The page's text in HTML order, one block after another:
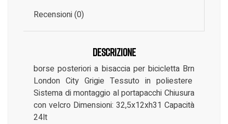
Recensioni (0)
Descrizione
borse posteriori a bisaccia per bicicletta Brn
London City Grigie Tessuto in poliestere
Sistema di montaggio al portapacchi Chiusura
con velcro Dimensioni: 32,5x12xh31 Capacità
24lt